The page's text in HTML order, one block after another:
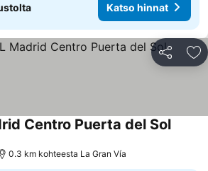
Katso hinnat
Jaa
Centro Puerta del SolKatso
0.3 km kohteesta La Gran Vía